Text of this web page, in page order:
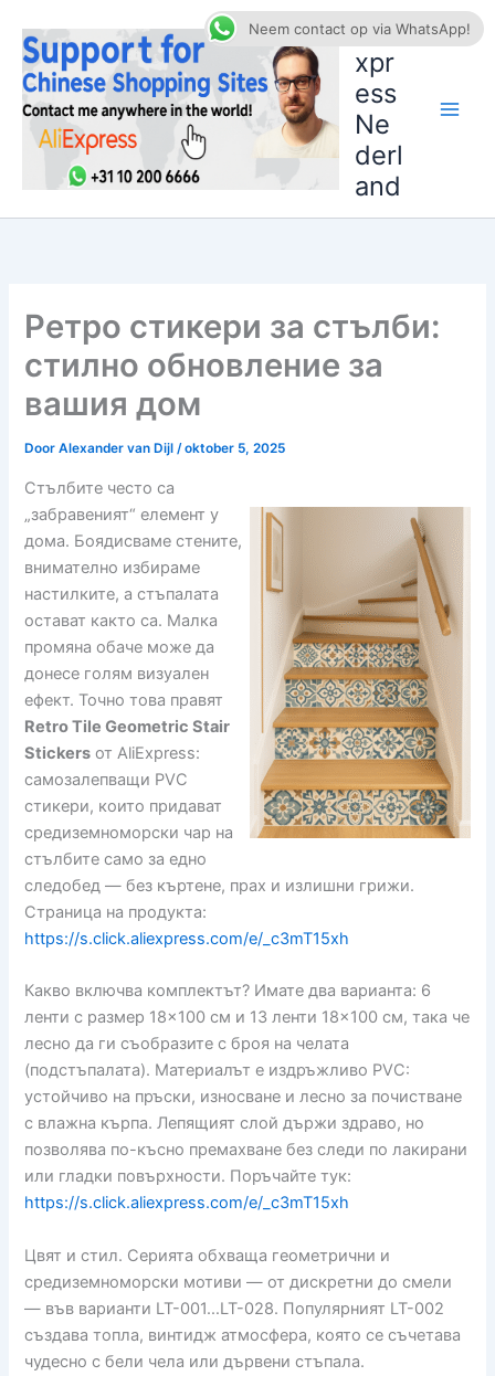
naar
inhoud
AliE
xpr
ess
Ne
derl
and
Ретро стикери за стълби:
стилно обновление за
вашия дом
DoorAlexander van Dijl/oktober 5, 2025
Стълбите често са
„забравеният“ елемент у
дома. Боядисваме стените,
внимателно избираме
настилките, а стъпалата
остават както са. Малка
промяна обаче може да
донесе голям визуален
ефект. Точно това правят
Retro Tile Geometric Stair
Stickers от AliExpress:
самозалепващи PVC
стикери, които придават
средиземноморски чар на
стълбите само за едно
следобед — без къртене, прах и излишни грижи.
Страница на продукта:
https://s.click.aliexpress.com/e/_c3mT15xh
Какво включва комплектът? Имате два варианта: 6
ленти с размер 18×100 см и 13 ленти 18×100 см, така че
лесно да ги съобразите с броя на челата
(подстъпалата). Материалът е издръжливо PVC:
устойчиво на пръски, износване и лесно за почистване
с влажна кърпа. Лепящият слой държи здраво, но
позволява по-късно премахване без следи по лакирани
или гладки повърхности. Поръчайте тук:
https://s.click.aliexpress.com/e/_c3mT15xh
Цвят и стил. Серията обхваща геометрични и
средиземноморски мотиви — от дискретни до смели
— във варианти LT-001…LT-028. Популярният LT-002
създава топла, винтидж атмосфера, която се съчетава
чудесно с бели чела или дървени стъпала.
Neem contact op via WhatsApp!